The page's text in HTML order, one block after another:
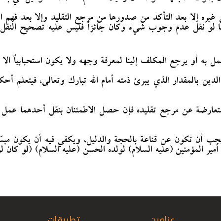
إلى غيره إلا بعد التأكد من صدورها من مرجع التقليد وإلا بعد
كما لو نقل عدم وجوب شيء وكان جائزاً فليس عليه تصحيح
به أو يرجع المكلف إلينا لمعرفة وجهه ولا يكون استحبابياً
الدين بالمقدار الذي يبرئ ذمته أمام الله تبارك وتعالى، فيتعلم
متعارضة عن مرجع تقليده فإن حصل الاطمئنان بنقل أحدهما
بل يجب أن تكون عن قناعة بالحجة والدليل، ويكفي فيه أن يكون